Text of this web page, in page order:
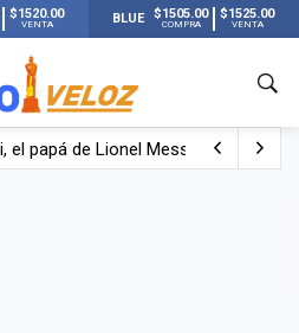
$1520.00
VENTA BLUE $1505.00
COMPRA
$1525.00
VENTA
el papá de Lionel Messi